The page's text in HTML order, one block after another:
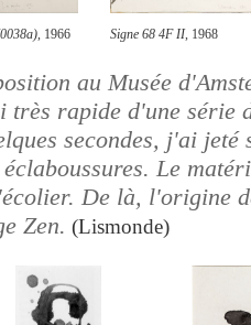
, 1966 Signe 68 4F II, 1968
au Musée
très rapide d'une série
secondes, j'ai jeté
Le
De là, l'origine
Zen. (Lismonde)